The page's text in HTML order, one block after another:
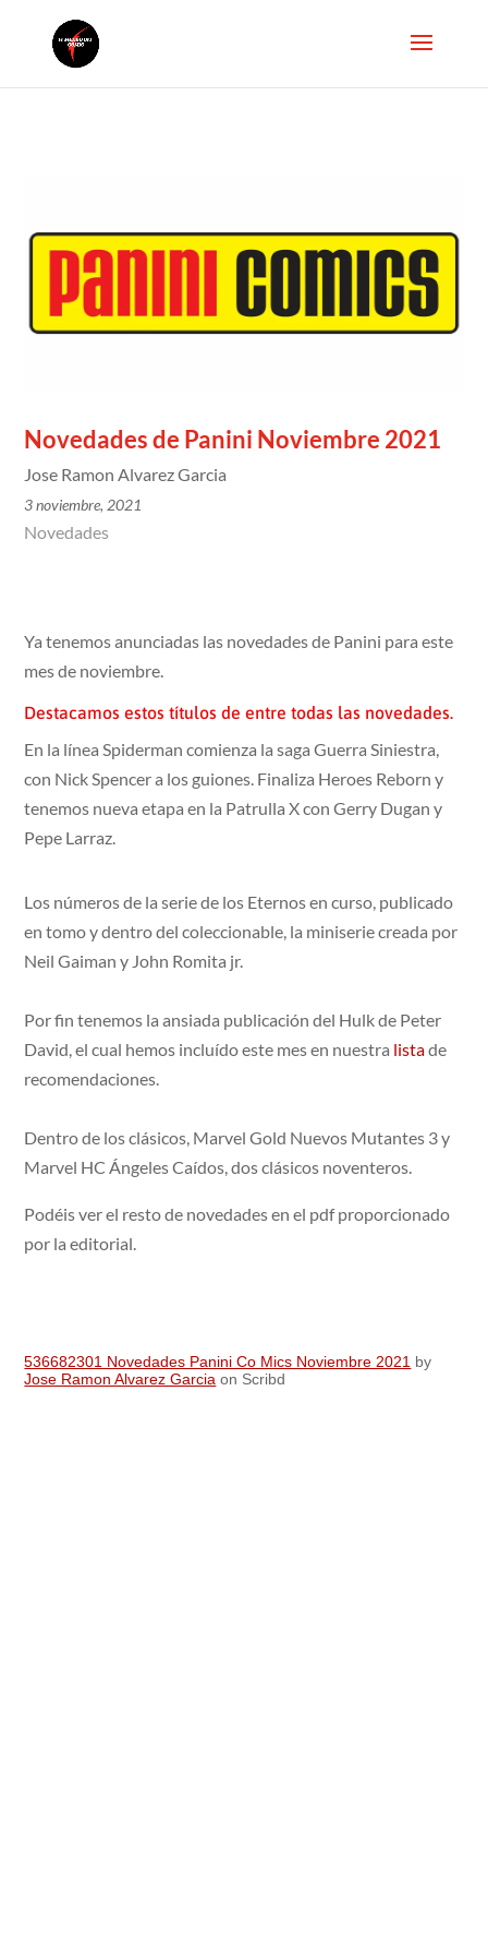
Novedades de Panini Noviembre 2021
Jose Ramon Alvarez Garcia
3 noviembre, 2021
Novedades
Ya tenemos anunciadas las novedades de Panini para este
mes de noviembre.
Destacamos estos títulos de entre todas las novedades.
En la línea Spiderman comienza la saga Guerra Siniestra,
con Nick Spencer a los guiones. Finaliza Heroes Reborn y
tenemos nueva etapa en la Patrulla X con Gerry Dugan y
Pepe Larraz.
Los números de la serie de los Eternos en curso, publicado
en tomo y dentro del coleccionable, la miniserie creada por
Neil Gaiman y John Romita jr.
Por fin tenemos la ansiada publicación del Hulk de Peter
David, el cual hemos incluído este mes en nuestra listade
recomendaciones.
Dentro de los clásicos, Marvel Gold Nuevos Mutantes 3 y
Marvel HC Ángeles Caídos, dos clásicos noventeros.
Podéis ver el resto de novedades en el pdf proporcionado
por la editorial.
536682301 Novedades Panini Co Mics Noviembre 2021 by
Jose Ramon Alvarez Garcia on Scribd